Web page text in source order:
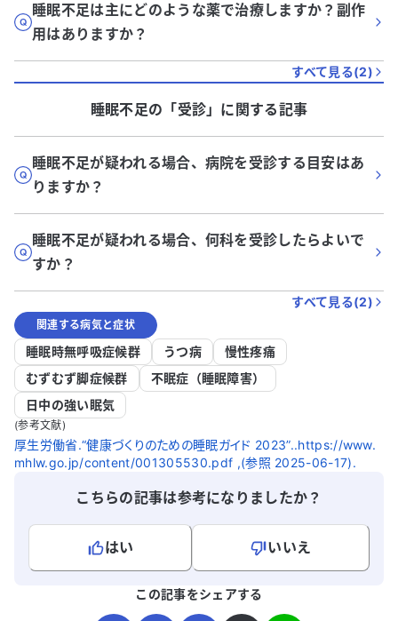
睡眠不足は主にどのような薬で治療しますか？副作
用はありますか？
すべて見る(2)
睡眠不足の「受診」に関する記事
睡眠不足が疑われる場合、病院を受診する目安はあ
りますか？
睡眠不足が疑われる場合、何科を受診したらよいで
すか？
すべて見る(2)
関連する病気と症状
睡眠時無呼吸症候群 うつ病
慢性疼痛
むずむず脚症候群
不眠症（睡眠障害）
日中の強い眠気
(参考文献)
厚生労働省.“健康づくりのための睡眠ガイド 2023”..https://www.
mhlw.go.jp/content/001305530.pdf ,(参照 2025-06-17).
こちらの記事は参考になりましたか？
はい
いいえ
この記事をシェアする